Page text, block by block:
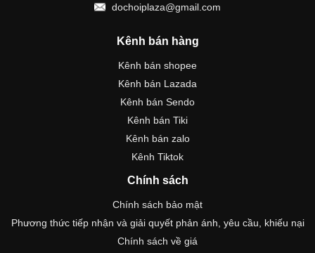
dochoiplaza@gmail.com
Kênh bán hàng
Kênh bán shopee
Kênh bán Lazada
Kênh bán Sendo
Kênh bán Tiki
Kênh bán zalo
Kênh Tiktok
Chính sách
Chính sách bảo mật
Phương thức tiếp nhận và giải quyết phản ánh, yêu cầu, khiếu nại
Chính sách về giá